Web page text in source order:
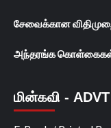
சேவைக்கான
அந்தரங்க
மின்கவி - ADVT